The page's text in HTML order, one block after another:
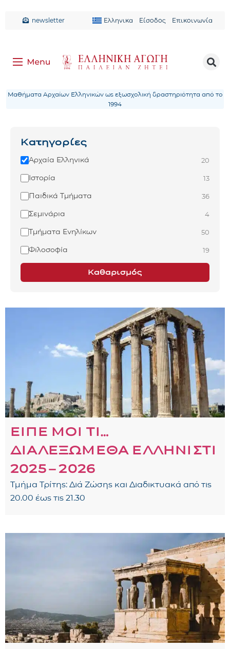
newsletter Ελληνικα Είσοδος Επικοινωνία
Μαθήματα Αρχαίων Ελληνικών ως εξωσχολική δραστηριότητα από το
1994
Κατηγορίες
Αρχαία Ελληνικά 20
Ιστορία 13
Παιδικά Τμήματα 36
Σεμινάρια 4
Τμήματα Ενηλίκων 50
Φιλοσοφία 19
Καθαρισμός
ΕΙΠΕ ΜΟΙ ΤΙ…
ΔΙΑΛΕΞΩΜΕΘΑ ΕΛΛΗΝΙΣΤΙ
2025 – 2026
Τμήμα Τρίτης: Διά Ζώσης και Διαδικτυακά από τις
20.00 έως τις 21.30